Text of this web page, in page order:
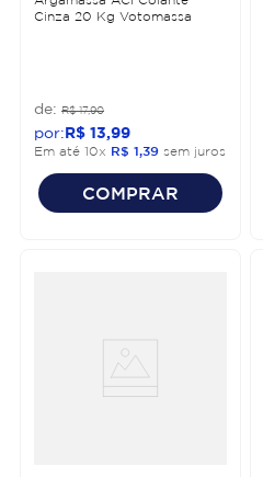
Cinza 20 Kg Votomassa
R$ 17,90
R$ 13 99
Em até 10x R$ 1 39 sem juros
COMPRAR